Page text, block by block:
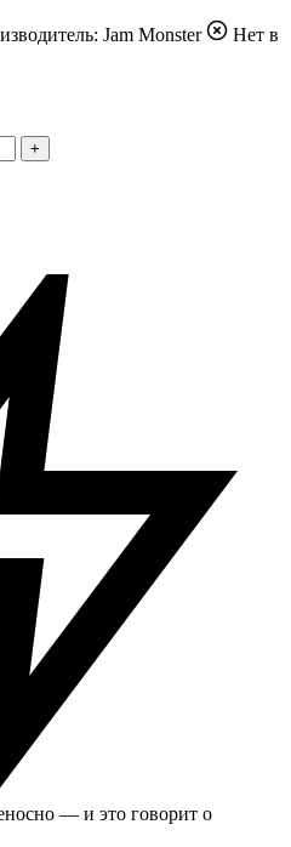
Jam Monster
Нет в
+
— и это говорит о